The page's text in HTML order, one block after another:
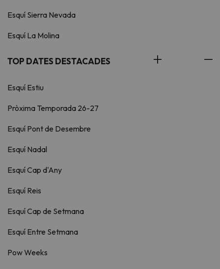
Esquí Sierra Nevada
Esquí La Molina
TOP DATES DESTACADES
Esquí Estiu
Pròxima Temporada 26-27
Esquí Pont de Desembre
Esquí Nadal
Esquí Cap d'Any
Esquí Reis
Esquí Cap de Setmana
Esquí Entre Setmana
Pow Weeks